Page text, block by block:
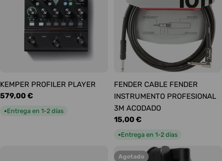
KEMPER PROFILER PLAYER
Precio
habitual
579,00 €
●Entrega en 1-2 días
FENDER CABLE FENDER
INSTRUMENTO PROFESIONAL
3M ACODADO
Precio
habitual
15,00 €
●Entrega en 1-2 días
Agotado